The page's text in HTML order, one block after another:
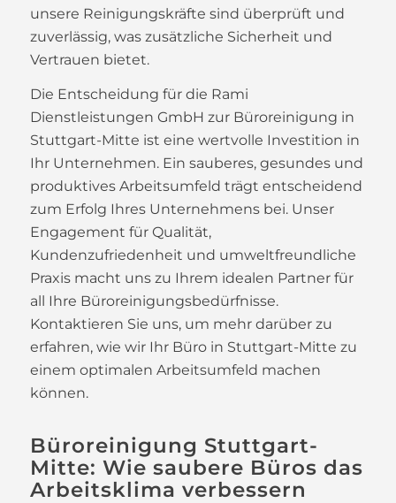
unsere Reinigungskräfte sind überprüft und
zuverlässig, was zusätzliche Sicherheit und
Vertrauen bietet.
Die Entscheidung für die Rami
Dienstleistungen GmbH zur Büroreinigung in
Stuttgart-Mitte ist eine wertvolle Investition in
Ihr Unternehmen. Ein sauberes, gesundes und
produktives Arbeitsumfeld trägt entscheidend
zum Erfolg Ihres Unternehmens bei. Unser
Engagement für Qualität,
Kundenzufriedenheit und umweltfreundliche
Praxis macht uns zu Ihrem idealen Partner für
all Ihre Büroreinigungsbedürfnisse.
Kontaktieren Sie uns, um mehr darüber zu
erfahren, wie wir Ihr Büro in Stuttgart-Mitte zu
einem optimalen Arbeitsumfeld machen
können.
Büroreinigung Stuttgart-
Mitte: Wie saubere Büros das
Arbeitsklima verbessern